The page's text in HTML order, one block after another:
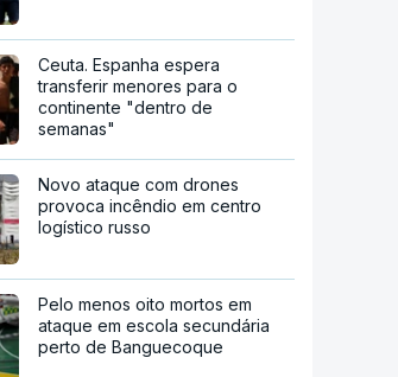
Ceuta. Espanha espera
transferir menores para o
continente "dentro de
semanas"
Novo ataque com drones
provoca incêndio em centro
logístico russo
Pelo menos oito mortos em
ataque em escola secundária
perto de Banguecoque